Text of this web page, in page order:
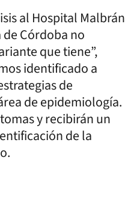
al Hospital Malbrán
Córdoba no
que tiene”,
identificado a
de
de epidemiología.
y recibirán un
de la